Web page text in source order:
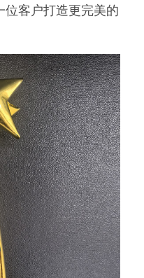
位客户打造更完美的